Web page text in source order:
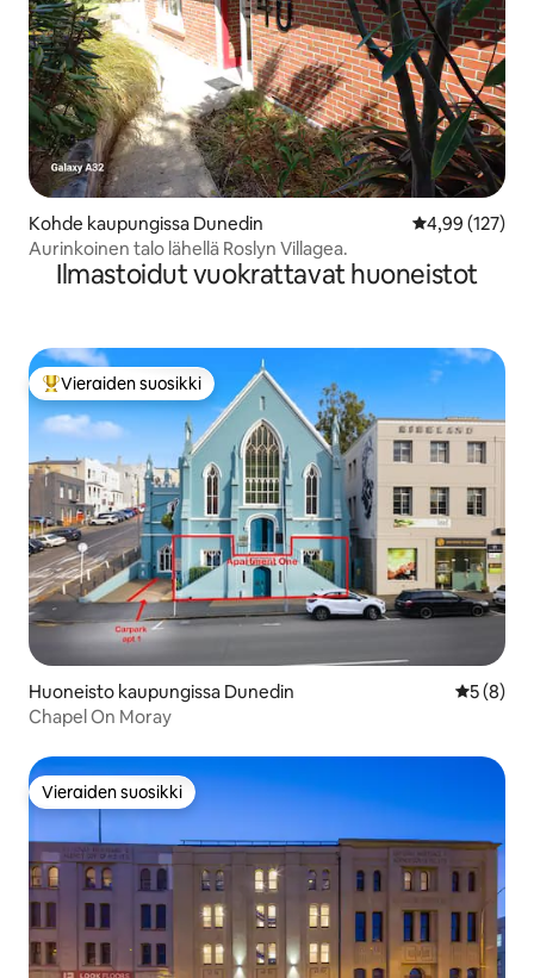
Kohde kaupungissa Dunedin
4,99 (127)
Aurinkoinen talo lähellä Roslyn Villagea.
Ilmastoidut vuokrattavat huoneistot
Vieraiden suosikkien parhaimmistoa
Vieraiden suosikki
Huoneisto kaupungissa Dunedin
5 (8)
Chapel On Moray
Vieraiden suosikki
Vieraiden suosikki